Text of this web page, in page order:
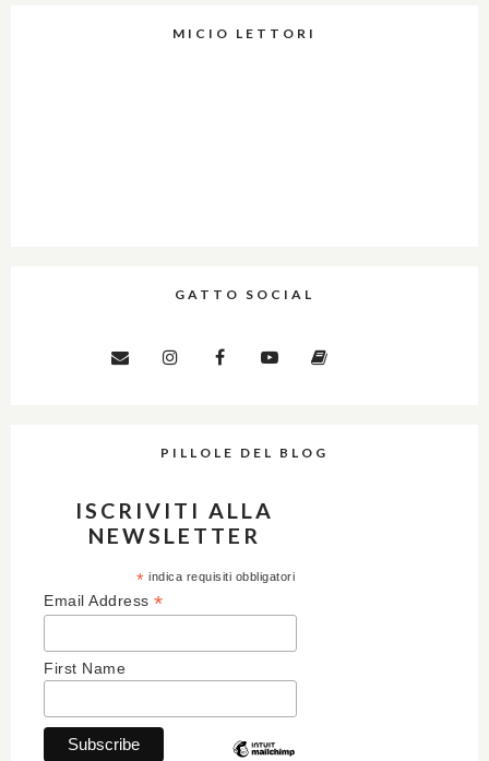
MICIO LETTORI
GATTO SOCIAL
PILLOLE DEL BLOG
ISCRIVITI ALLA
NEWSLETTER
* indica requisiti obbligatori
Email Address *
First Name